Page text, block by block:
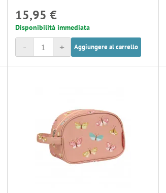
15,95 €
Disponibilità immediata
+
- Aggiungere al carrello